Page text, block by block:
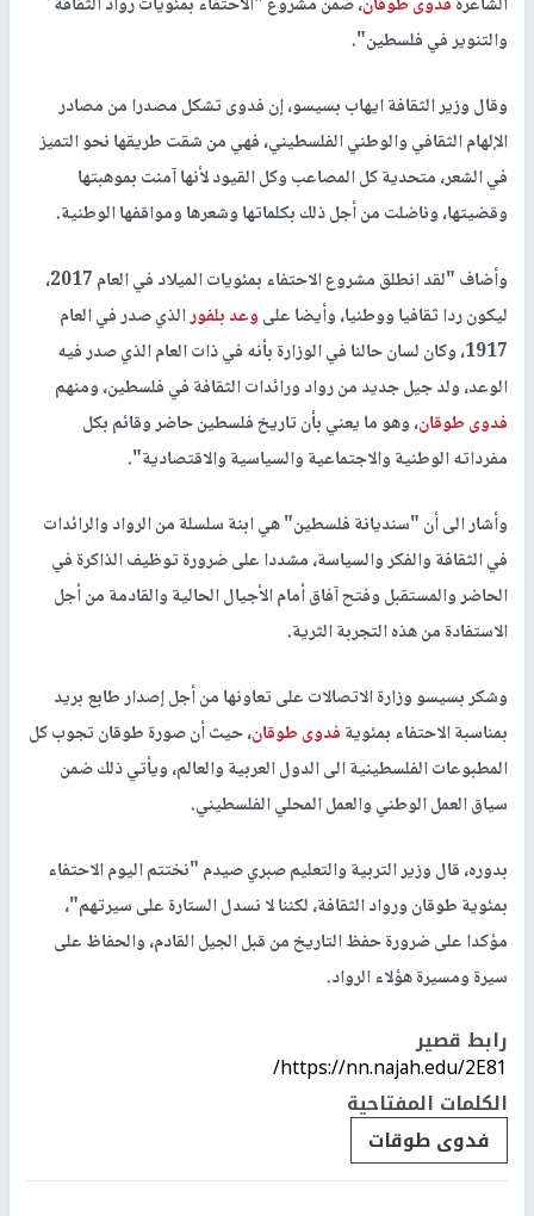
الشاعرةفدوى طوقان، ضمن مشروع "الاحتفاء بمئويات رواد الثقافة
والتنوير في فلسطين".
وقال وزير الثقافة ايهاب بسيسو، إن فدوى تشكل مصدرا من مصادر
الإلهام الثقافي والوطني الفلسطيني، فهي من شقت طريقها نحو التميز
في الشعر، متحدية كل المصاعب وكل القيود لأنها آمنت بموهبتها
وقضيتها، وناضلت من أجل ذلك بكلماتها وشعرها ومواقفها الوطنية.
وأضاف "لقد انطلق مشروع الاحتفاء بمئويات الميلاد في العام 2017،
ليكون ردا ثقافيا ووطنيا، وأيضا علىوعد بلفورالذي صدر في العام
1917، وكان لسان حالنا في الوزارة بأنه في ذات العام الذي صدر فيه
الوعد، ولد جيل جديد من رواد ورائدات الثقافة في فلسطين، ومنهم
فدوى طوقان، وهو ما يعني بأن تاريخ فلسطين حاضر وقائم بكل
مفرداته الوطنية والاجتماعية والسياسية والاقتصادية".
وأشار الى أن "سنديانة فلسطين" هي ابنة سلسلة من الرواد والرائدات
في الثقافة والفكر والسياسة، مشددا على ضرورة توظيف الذاكرة في
الحاضر والمستقبل وفتح آفاق أمام الأجيال الحالية والقادمة من أجل
الاستفادة من هذه التجربة الثرية.
وشكر بسيسو وزارة الاتصالات على تعاونها من أجل إصدار طابع بريد
بمناسبة الاحتفاء بمئويةفدوى طوقان، حيث أن صورة طوقان تجوب كل
المطبوعات الفلسطينية الى الدول العربية والعالم، ويأتي ذلك ضمن
سياق العمل الوطني والعمل المحلي الفلسطيني.
بدوره، قال وزير التربية والتعليم صبري صيدم "نختتم اليوم الاحتفاء
بمئوية طوقان ورواد الثقافة، لكننا لا نسدل الستارة على سيرتهم"،
مؤكدا على ضرورة حفظ التاريخ من قبل الجيل القادم، والحفاظ على
سيرة ومسيرة هؤلاء الرواد.
رابط قصير
https://nn.najah.edu/2E81/
الكلمات المفتاحية
فدوى طوقات